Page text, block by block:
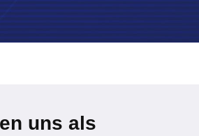
uns als